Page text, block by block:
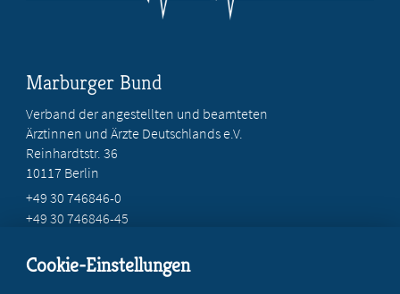
Marburger Bund
Verband der angestellten und beamteten
Ärztinnen und Ärzte Deutschlands e.V.
Reinhardtstr. 36
10117 Berlin
+49 30 746846-0
+49 30 746846-45
Cookie-Einstellungen